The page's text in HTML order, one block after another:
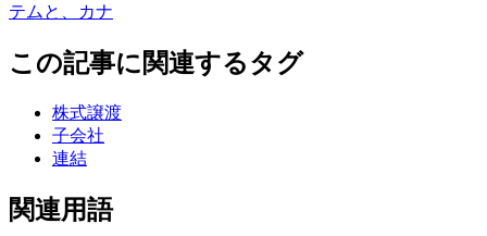
テムと、カナ
この記事に関連するタグ
株式譲渡
子会社
連結
関連用語